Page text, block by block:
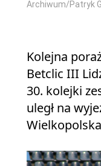
Archiwum/Patryk
Kolejna
Betclic III
30. kolejki
uległ na